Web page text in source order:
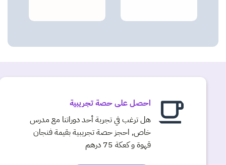
احصل على حصة تجريبية
هل ترغب في تجربة أحد دوراتنا مع مدرس
خاص, احجز حصة تجريبية بقيمة فنجان
قهوة و كعكة 75 درهم